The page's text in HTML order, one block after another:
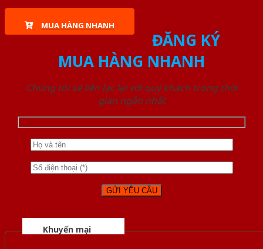
MUA HÀNG NHANH
ĐĂNG KÝ
MUA HÀNG NHANH
Chúng tôi sẽ liên lạc lại với quý khách trong thời
gian ngắn nhất
Khuyến mại